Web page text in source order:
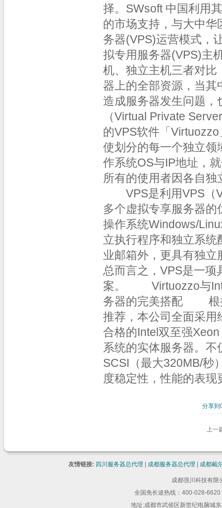
择。SWsoft 中国利用
的市场支持，与大中
务器(VPS)运营模式，
拟专用服务器(VPS)主
机、独立主机三者对
器上的全部资源，当
造成服务器发生问题，
（Virtual Private
的VPS软件「
使划分的每一个独立领
作系统OS与IP地址，
所有的使用者因各自
VPS是利用VPS（
多个虚拟专享服务器
操作系统Windows/
立执行程序和独立系
业邮箱外，更具有独
总而言之，VPS是一
案。 Virtuozzo与Intel
务器的完美搭配 根据
推荐，本公司全面采
合格的Intel双至强
系统的实体服务器。
SCSI（最大320MB/秒
度稳定性，性能的表现
分享到
上一
友情链接: 四川服务器总代理 成都服务器总代理 成都戴
成都强川科技有限
全国免长途热线：400-028-
地址:成都市武侯区新世纪电脑